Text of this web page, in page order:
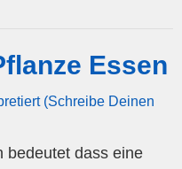
Essen
(Schreibe Deinen
bedeutet dass eine